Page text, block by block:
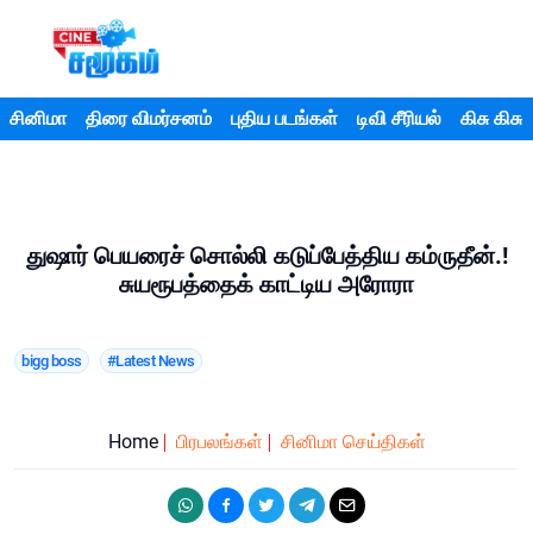
சினிமா திரை விமர்சனம் புதிய படங்கள் டிவி சீரியல் கிசு கிசு
துஷார் பெயரைச் சொல்லி கடுப்பேத்திய கம்ருதீன்.!
சுயரூபத்தைக் காட்டிய அரோரா
bigg boss #Latest News
Home பிரபலங்கள் சினிமா செய்திகள்